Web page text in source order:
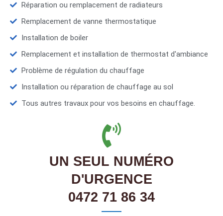
Réparation ou remplacement de radiateurs
Remplacement de vanne thermostatique
Installation de boiler
Remplacement et installation de thermostat d'ambiance
Problème de régulation du chauffage
Installation ou réparation de chauffage au sol
Tous autres travaux pour vos besoins en chauffage.
UN SEUL NUMÉRO
D'URGENCE
0472 71 86 34